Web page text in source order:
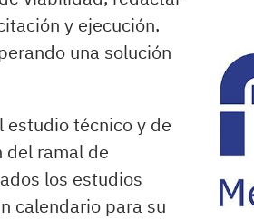
y ejecución.
una solución
estudio técnico y de
ramal de
los estudios
calendario para su